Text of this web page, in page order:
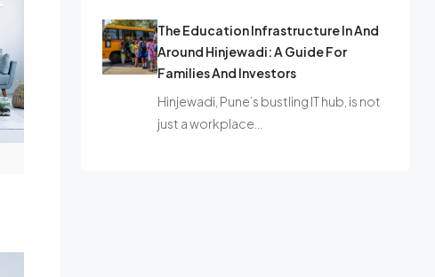
The Education Infrastructure In And
Around Hinjewadi: A Guide For
Families And Investors
Hinjewadi, Pune’s bustling IT hub, is not
just a workplace…